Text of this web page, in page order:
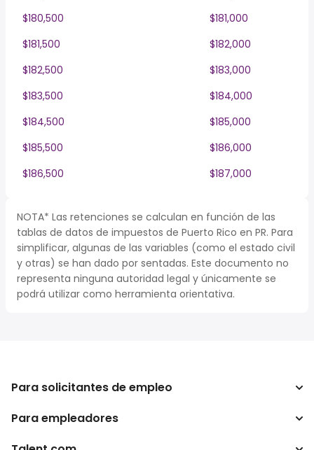
$180,500
$181,000
$181,500
$182,000
$182,500
$183,000
$183,500
$184,000
$184,500
$185,000
$185,500
$186,000
$186,500
$187,000
NOTA* Las retenciones se calculan en función de las
tablas de datos de impuestos de Puerto Rico en PR. Para
simplificar, algunas de las variables (como el estado civil
y otras) se han dado por sentadas. Este documento no
representa ninguna autoridad legal y únicamente se
podrá utilizar como herramienta orientativa.
Para solicitantes de empleo
Buscador de trabajo
Para empleadores